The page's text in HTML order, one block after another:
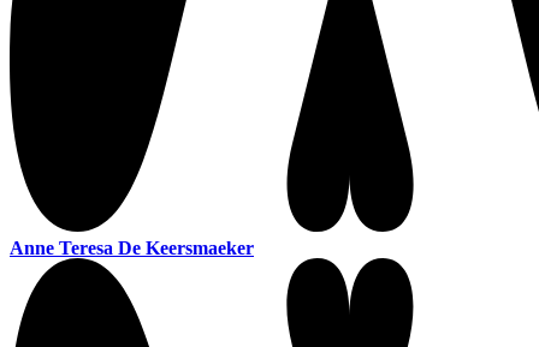
Anne Teresa De Keersmaeker